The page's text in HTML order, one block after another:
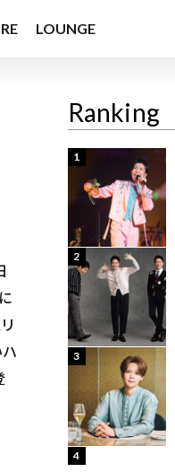
LOUNGE
Ranking
1
2
3
4